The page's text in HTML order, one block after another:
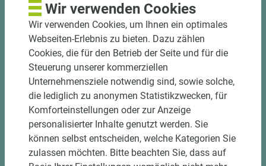
Art.-Nr. 05600000173
ABALON Hardwood Laubschnittholz Superior-
Colour XXL Buche besäumt gedämpft HF 10 %
+/- 2 % gehobelt
Stärke (mm)
32
Wir verwenden Cookies
Wir verwenden Cookies, um Ihnen ein optimales
Webseiten-Erlebnis zu bieten. Dazu zählen
Cookies, die für den Betrieb der Seite und für die
Steuerung unserer kommerziellen
Unternehmensziele notwendig sind, sowie solche,
die lediglich zu anonymen Statistikzwecken, für
Komforteinstellungen oder zur Anzeige
personalisierter Inhalte genutzt werden. Sie
können selbst entscheiden, welche Kategorien Sie
zulassen möchten. Bitte beachten Sie, dass auf